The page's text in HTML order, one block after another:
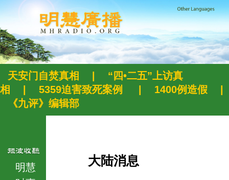
天安门自焚真相
“四•二五”上访真
相
5359迫害致死案例 1400例造假
《九评》编辑部
明慧 大陆消息